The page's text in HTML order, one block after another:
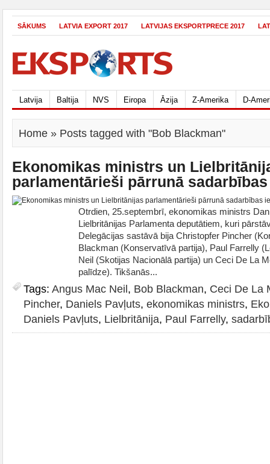
SĀKUMS LATVIA EXPORT 2017 LATVIJAS EKSPORTPRECE 2017
Latvija Baltija NVS Eiropa Āzija Z-Amerika D-
Home » Posts tagged with "Bob Blackman"
Ekonomikas ministrs un
parlamentārieši pārrunā
Otrdien, 25.septembrī, ekonomikas ministrs
Lielbritānijas Parlamenta deputātiem, kuri
Delegācijas sastāvā bija Christopfer Pincher
Blackman (Konservatīvā partija), Paul Farrelly
Neil (Skotijas Nacionālā partija) un Ceci De La
palīdze). Tikšanās...
Tags: Angus Mac Neil, Bob Blackman, Ceci De La
Pincher, Daniels Pavļuts, ekonomikas ministrs,
Daniels Pavļuts, Lielbritānija, Paul Farrelly,